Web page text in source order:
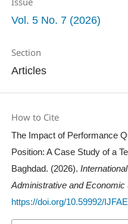
Vol. 5 No. 7 (2026)
Section
Articles
How to Cite
The Impact of Performance
Position: A Case Study of a
Baghdad. (2026).
Administrative and Economic
https://doi.org/10.59992/